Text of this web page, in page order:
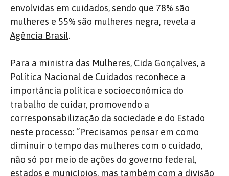
envolvidas em cuidados, sendo que 78% são
mulheres e 55% são mulheres negra, revela a
Agência Brasil.
Para a ministra das Mulheres, Cida Gonçalves, a
Política Nacional de Cuidados reconhece a
importância política e socioeconômica do
trabalho de cuidar, promovendo a
corresponsabilização da sociedade e do Estado
neste processo: “Precisamos pensar em como
diminuir o tempo das mulheres com o cuidado,
não só por meio de ações do governo federal,
estados e municípios, mas também com a divisão